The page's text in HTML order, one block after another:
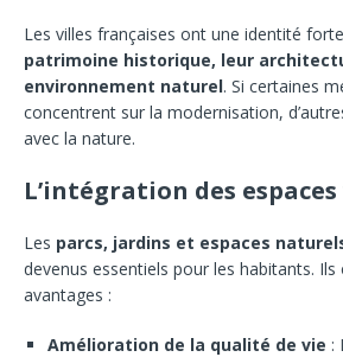
Les villes françaises ont une identité
patrimoine historique, leur
environnement naturel. Si certaines
concentrent sur la modernisation,
avec la nature.
L’intégration des
Les parcs, jardins et espaces
devenus essentiels pour les habitants.
avantages :
Amélioration de la qualité de vie :